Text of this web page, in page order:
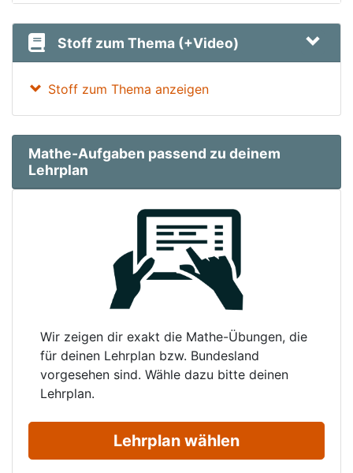
Stoff zum Thema (+Video)
Stoff zum Thema anzeigen
Mathe-Aufgaben passend zu deinem
Lehrplan
Wir zeigen dir exakt die Mathe-Übungen, die
für deinen Lehrplan bzw. Bundesland
vorgesehen sind. Wähle dazu bitte deinen
Lehrplan.
Lehrplan wählen